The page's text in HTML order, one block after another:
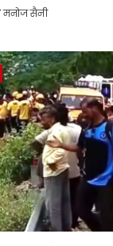
मनोज सैनी